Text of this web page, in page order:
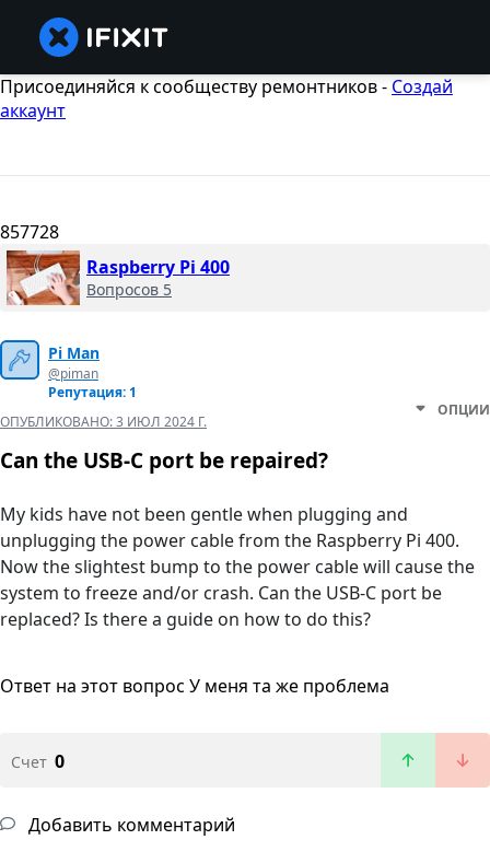
Присоединяйся к сообществу ремонтников - Создай
аккаунт
857728
Raspberry Pi 400
Вопросов 5
Pi Man
@piman
Репутация: 1
ОПУБЛИКОВАНО:3 ИЮЛ 2024 Г.
ОПЦИИ
Can the USB-C port be repaired?
My kids have not been gentle when plugging and
unplugging the power cable from the Raspberry Pi 400.
Now the slightest bump to the power cable will cause the
system to freeze and/or crash. Can the USB-C port be
replaced? Is there a guide on how to do this?
Ответ на этот вопрос У меня та же проблема
Счет 0
Добавить комментарий